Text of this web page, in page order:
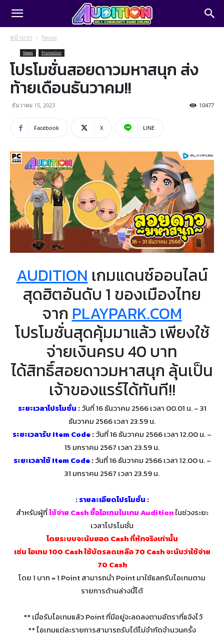
หน้าแรก News
News Promotion
โปรโมชั่นสอยดาวมหาสนุก ส่ง
ท้ายเดือนธันวาคม!!
ธันวาคม 15, 2023 10477
Facebook X LINE
AUDITIONเกมแดนซ์ออนไลน์
สุดฮิตอันดับ 1 ของเมืองไทย
จากPLAYPARK.COM
โปรโมชั่นสุดคุ้มมาแล้ว เพียงใช้
จ่ายเงินครบ 40 บาท
ได้สิทธิ์สอยดาวมหาสนุก ลุ้นเป็น
เจ้าของแรร์ได้ทันที!!
ระยะเวลาโปรโมชั่น :วันที่ 16 ธันวาคม 2566 เวลา 00.01 น. – 31
ธันวาคม 2566 เวลา 23.59 น.
ระยะเวลารับ Item Code:วันที่ 16 ธันวาคม 2566 เวลา 12.00 น. –
15 มกราคม 2567 เวลา 23.59 น.
ระยะเวลาใช้ Item Code:วันที่ 16 ธันวาคม 2566 เวลา 12.00 น. –
31 มกราคม 2567 เวลา 23.59 น.
: รายละเอียดโปรโมชั่น :
สำหรับผู้ที่ใช้จ่าย Cash ซื้อไอเทมในเกม Auditionในช่วงระยะ
เวลาโปรโมชั่น
โดยระบบจะนับยอด Cash ที่หักจริงเท่านั้น
เช่น ไอเทม 100 Cash ใช้บัตรลดเหลือ 70 Cash จะนับว่าใช้จ่าย
70 Cash
โดย 1 บาท = 1 Point สามารถนำ Point มาใช้แลกรับไอเทมตาม
รายการด้านล่างนี้ได้
** เมื่อรับไอเทมแล้ว Point ที่มีอยู่จะลดลงตามอัตราที่แจ้งไว้
** ไอเทมแต่ละรายการสามารถรับได้ไม่จำกัดจำนวนครั้ง